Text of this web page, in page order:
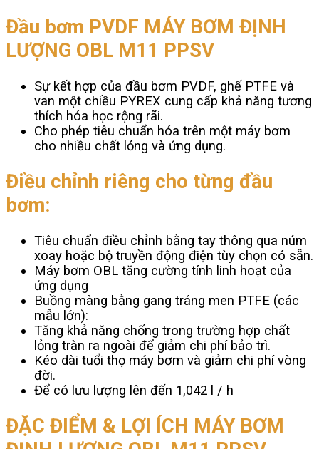
Đầu bơm PVDF MÁY BƠM ĐỊNH
LƯỢNG OBL M11 PPSV
Sự kết hợp của đầu bơm PVDF, ghế PTFE và
van một chiều PYREX cung cấp khả năng tương
thích hóa học rộng rãi.
Cho phép tiêu chuẩn hóa trên một máy bơm
cho nhiều chất lỏng và ứng dụng.
Điều chỉnh riêng cho từng đầu
bơm:
Tiêu chuẩn điều chỉnh bằng tay thông qua núm
xoay hoặc bộ truyền động điện tùy chọn có sẵn.
Máy bơm OBL tăng cường tính linh hoạt của
ứng dụng
Buồng màng bằng gang tráng men PTFE (các
mẫu lớn):
Tăng khả năng chống trong trường hợp chất
lỏng tràn ra ngoài để giảm chi phí bảo trì.
Kéo dài tuổi thọ máy bơm và giảm chi phí vòng
đời.
Để có lưu lượng lên đến 1,042 l / h
ĐẶC ĐIỂM & LỢI ÍCH MÁY BƠM